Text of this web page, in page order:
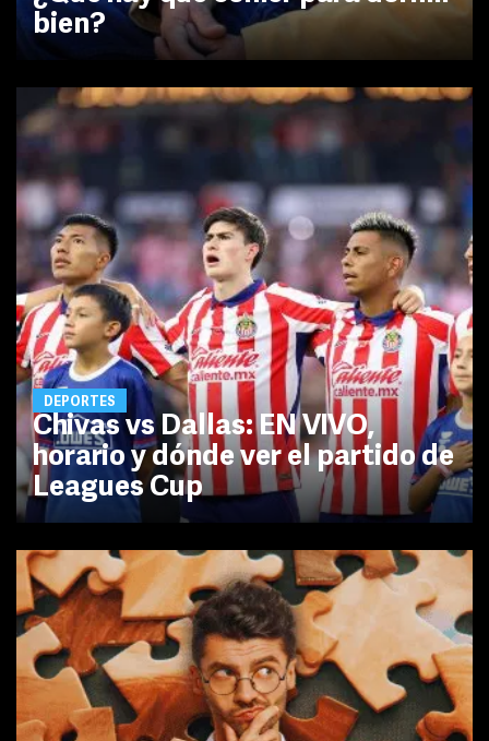
bien?
DEPORTES
Chivas vs Dallas: EN VIVO,
horario y dónde ver el partido de
Leagues Cup